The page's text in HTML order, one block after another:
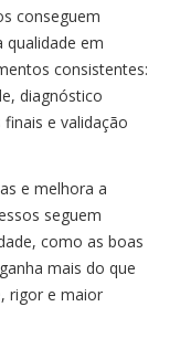
conseguem
qualidade em
consistentes:
diagnóstico
e validação
e melhora a
seguem
como as boas
mais do que
rigor e maior